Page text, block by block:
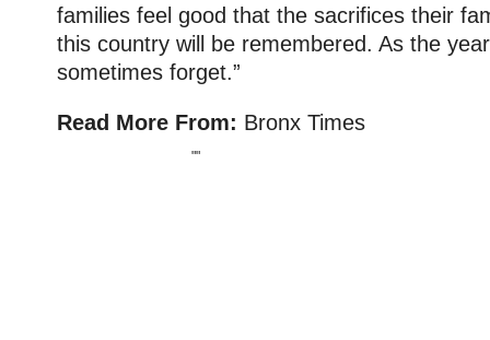
families feel good that the sacrifices their
this country will be remembered. As the
sometimes forget.”
Read More From: Bronx Times